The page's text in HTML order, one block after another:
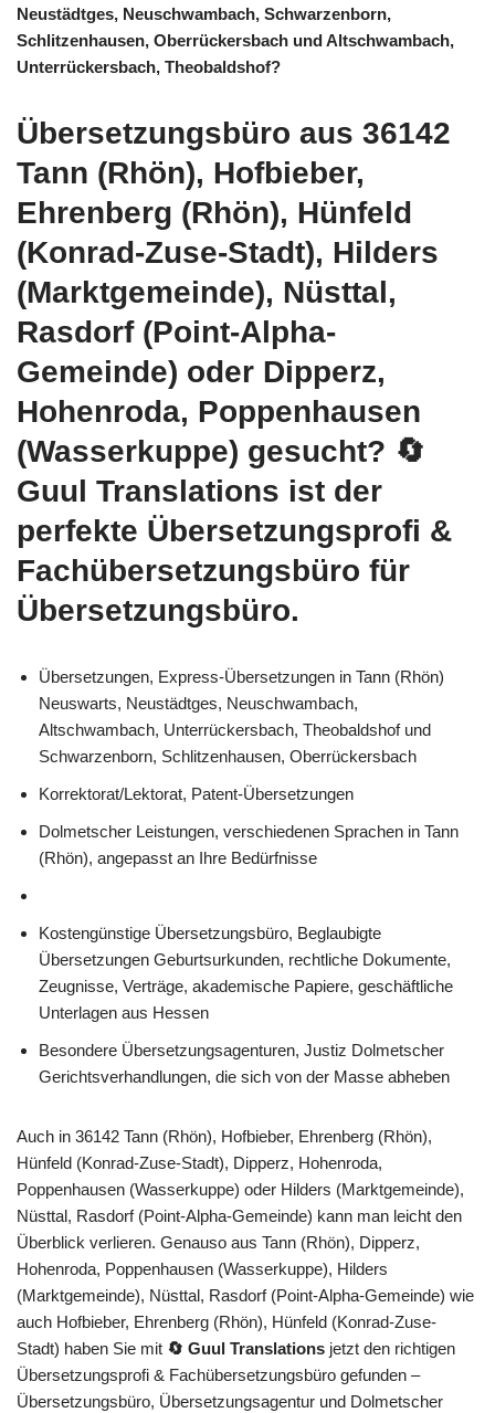
Neustädtges, Neuschwambach, Schwarzenborn,
Schlitzenhausen, Oberrückersbach und Altschwambach,
Unterrückersbach, Theobaldshof?
Übersetzungsbüro aus 36142
Tann (Rhön), Hofbieber,
Ehrenberg (Rhön), Hünfeld
(Konrad-Zuse-Stadt), Hilders
(Marktgemeinde), Nüsttal,
Rasdorf (Point-Alpha-
Gemeinde) oder Dipperz,
Hohenroda, Poppenhausen
(Wasserkuppe) gesucht? 🔄
Guul Translations ist der
perfekte Übersetzungsprofi &
Fachübersetzungsbüro für
Übersetzungsbüro.
Übersetzungen, Express-Übersetzungen in Tann (Rhön)
Neuswarts, Neustädtges, Neuschwambach,
Altschwambach, Unterrückersbach, Theobaldshof und
Schwarzenborn, Schlitzenhausen, Oberrückersbach
Korrektorat/Lektorat, Patent-Übersetzungen
Dolmetscher Leistungen, verschiedenen Sprachen in Tann
(Rhön), angepasst an Ihre Bedürfnisse
Kostengünstige Übersetzungsbüro, Beglaubigte
Übersetzungen Geburtsurkunden, rechtliche Dokumente,
Zeugnisse, Verträge, akademische Papiere, geschäftliche
Unterlagen aus Hessen
Besondere Übersetzungsagenturen, Justiz Dolmetscher
Gerichtsverhandlungen, die sich von der Masse abheben
Auch in 36142 Tann (Rhön), Hofbieber, Ehrenberg (Rhön),
Hünfeld (Konrad-Zuse-Stadt), Dipperz, Hohenroda,
Poppenhausen (Wasserkuppe) oder Hilders (Marktgemeinde),
Nüsttal, Rasdorf (Point-Alpha-Gemeinde) kann man leicht den
Überblick verlieren. Genauso aus Tann (Rhön), Dipperz,
Hohenroda, Poppenhausen (Wasserkuppe), Hilders
(Marktgemeinde), Nüsttal, Rasdorf (Point-Alpha-Gemeinde) wie
auch Hofbieber, Ehrenberg (Rhön), Hünfeld (Konrad-Zuse-
Stadt) haben Sie mit 🔄 Guul Translations jetzt den richtigen
Übersetzungsprofi & Fachübersetzungsbüro gefunden –
Übersetzungsbüro, Übersetzungsagentur und Dolmetscher